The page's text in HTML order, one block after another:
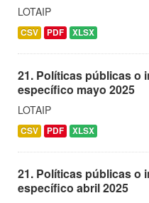
LOTAIP
CSV PDF XLSX
21. Políticas públicas o
específico mayo 2025
LOTAIP
CSV PDF XLSX
21. Políticas públicas o
específico abril 2025